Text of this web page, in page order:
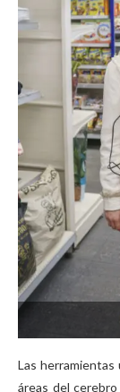
Las herramientas
áreas del